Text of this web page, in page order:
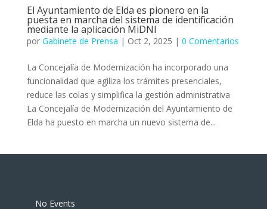
El Ayuntamiento de Elda es pionero en la
puesta en marcha del sistema de identificación
mediante la aplicación MiDNI
por Gabinete de Prensa | Oct 2, 2025 | 0 Comentarios
La Concejalía de Modernización ha incorporado una
funcionalidad que agiliza los trámites presenciales,
reduce las colas y simplifica la gestión administrativa
La Concejalía de Modernización del Ayuntamiento de
Elda ha puesto en marcha un nuevo sistema de...
No Events